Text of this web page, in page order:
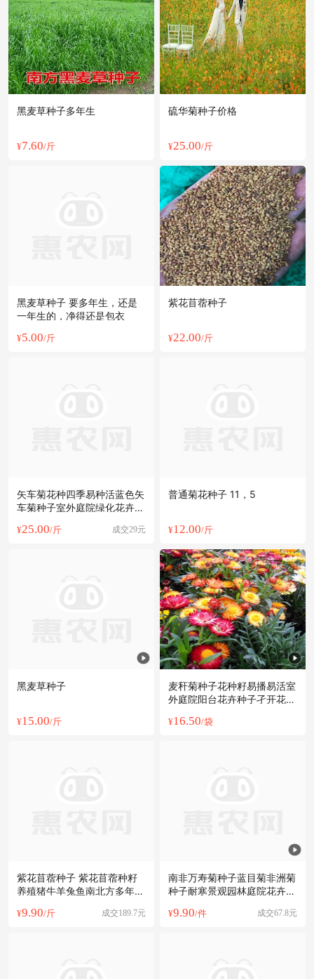
黑麦草种子多年生
¥7.60/斤
硫华菊种子价格
¥25.00/斤
黑麦草种子 要多年生，还是
一年生的，净得还是包衣
¥5.00/斤
紫花苜蓿种子
¥22.00/斤
矢车菊花种四季易种活蓝色矢
车菊种子室外庭院绿化花卉种
¥25.00/斤 成交29元
普通菊花种子 11，5
¥12.00/斤
黑麦草种子
¥15.00/斤
麦秆菊种子花种籽易播易活室
外庭院阳台花卉种子孑开花早
¥16.50/袋
紫花苜蓿种子 紫花苜蓿种籽
养殖猪牛羊兔鱼南北方多年生
¥9.90/斤 成交189.7元
南非万寿菊种子蓝目菊非洲菊
种子耐寒景观园林庭院花卉四
¥9.90/件 成交67.8元